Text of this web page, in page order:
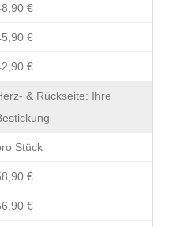
€
€
€
& Rückseite: Ihre
Stück
€
€